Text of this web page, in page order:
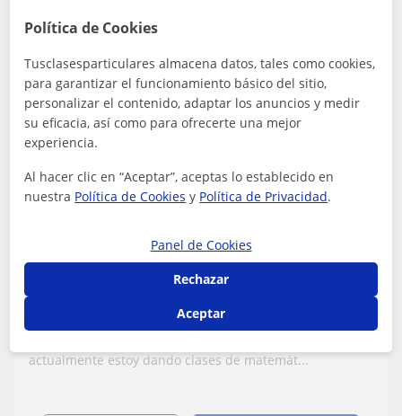
10€ 1ª clase gratis
Júlia
Llinars Del Vallès, Cardedeu,...
Imparto clases para todo aquel alumno de
considero que es necesario hacerle un
alumno
Doy clases de repaso a niños de primaria desde los 13
actualmente estoy dando clases de matemát...
Política de Cookies
Tusclasesparticulares almacena datos, tales como cookies,
para garantizar el funcionamiento básico del sitio,
personalizar el contenido, adaptar los anuncios y medir
su eficacia, así como para ofrecerte una mejor
experiencia.
Al hacer clic en “Aceptar”, aceptas lo establecido en
nuestra Política de Cookies y Política de Privacidad.
Panel de Cookies
Rechazar
Aceptar